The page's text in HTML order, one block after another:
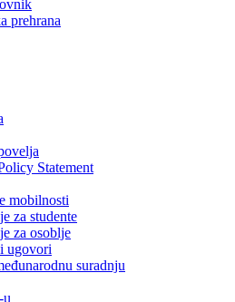
prehrana
Statement
mobilnosti
za studente
za osoblje
ugovori
suradnju